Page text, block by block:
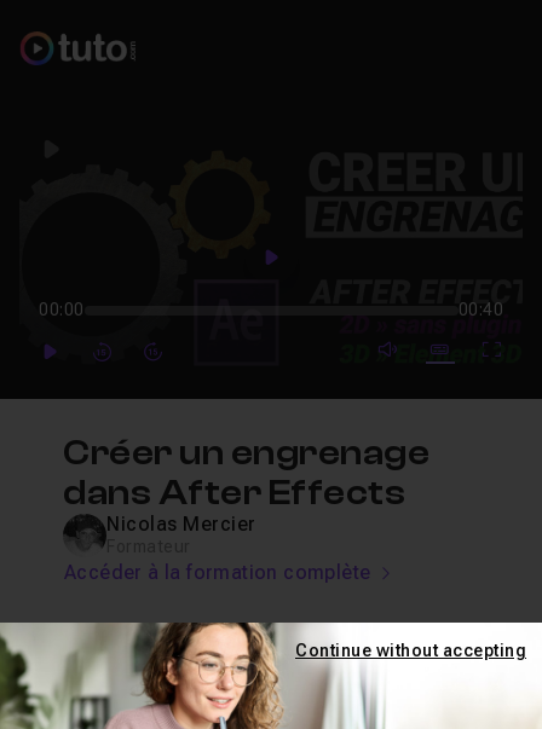
Play
00:00 00:40
PlayForwardForward mute video
Subtitles
Créer un engrenage
dans After Effects
Nicolas Mercier
Accéder à la formation complète